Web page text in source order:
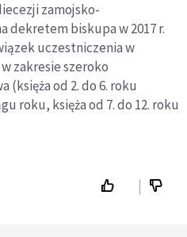
zamojsko-
dekretem biskupa w 2017 r.
uczestniczenia w
zakresie szeroko
(księża od 2. do 6. roku
roku, księża od 7. do 12. roku